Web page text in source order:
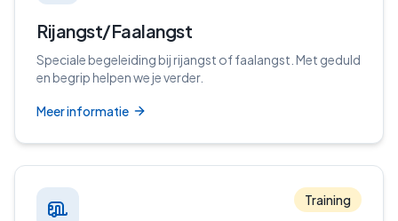
Rijangst/Faalangst
Speciale begeleiding bij rijangst of faalangst. Met geduld
en begrip helpen we je verder.
Meer informatie
Training